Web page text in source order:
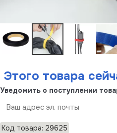
Этого товара
Уведомить о поступлении
Код товара: 29625